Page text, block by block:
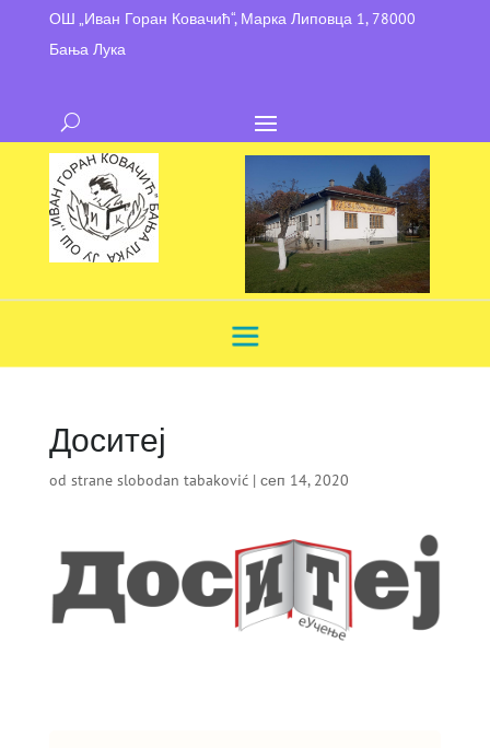
ОШ „Иван Горан Ковачић“, Марка Липовца 1, 78000
Бања Лука
Доситеј
od strane slobodan tabaković| сеп 14, 2020